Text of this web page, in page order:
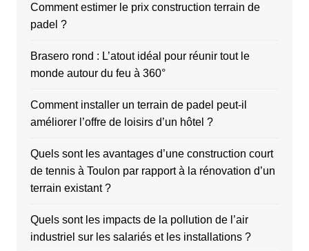
Comment estimer le prix construction terrain de
padel ?
Brasero rond : L’atout idéal pour réunir tout le
monde autour du feu à 360°
Comment installer un terrain de padel peut-il
améliorer l’offre de loisirs d’un hôtel ?
Quels sont les avantages d’une construction court
de tennis à Toulon par rapport à la rénovation d’un
terrain existant ?
Quels sont les impacts de la pollution de l’air
industriel sur les salariés et les installations ?